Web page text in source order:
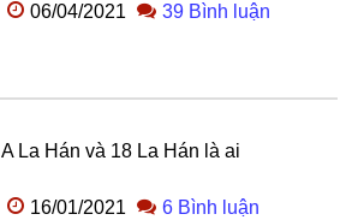
06/04/2021 39 Bình luận
A La Hán và 18 La Hán là ai
16/01/2021 6 Bình luận